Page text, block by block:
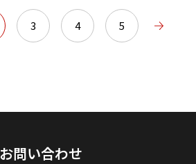
3 4 5
お問い合わせ